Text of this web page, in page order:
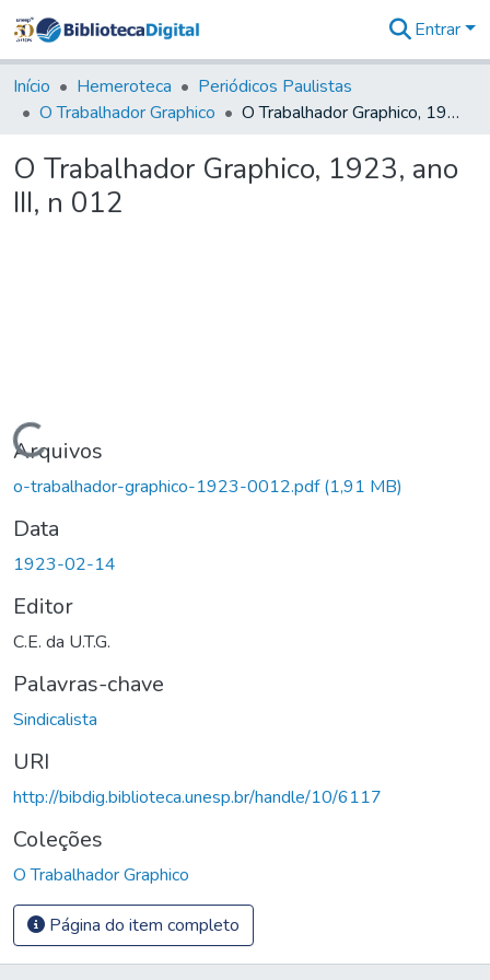
&
Coleções
Tudo na
Digital
Entrar
Início Hemeroteca
Periódicos Paulistas
O Trabalhador Graphico
O Trabalhador Graphico, 1923, ano III, n 012
O Trabalhador Graphico, 1923, ano
III, n 012
Carregando...
Arquivos
o-trabalhador-graphico-1923-0012.pdf(1,91 MB)
Data
1923-02-14
Editor
C.E. da U.T.G.
Palavras-chave
Sindicalista
URI
http://bibdig.biblioteca.unesp.br/handle/10/6117
Coleções
O Trabalhador Graphico
Página do item completo